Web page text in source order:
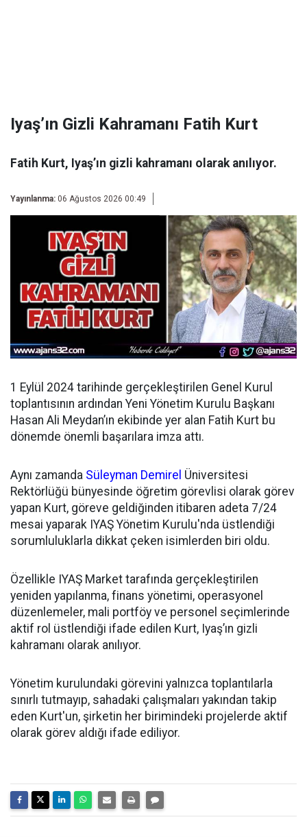
Iyaş’ın Gizli Kahramanı Fatih Kurt
Fatih Kurt, Iyaş’ın gizli kahramanı olarak anılıyor.
Yayınlanma: 06 Ağustos 2026 00:49
1 Eylül 2024 tarihinde gerçekleştirilen Genel Kurul
toplantısının ardından Yeni Yönetim Kurulu Başkanı
Hasan Ali Meydan’ın ekibinde yer alan Fatih Kurt bu
dönemde önemli başarılara imza attı.
Aynı zamanda Süleyman Demirel Üniversitesi
Rektörlüğü bünyesinde öğretim görevlisi olarak görev
yapan Kurt, göreve geldiğinden itibaren adeta 7/24
mesai yaparak IYAŞ Yönetim Kurulu'nda üstlendiği
sorumluluklarla dikkat çeken isimlerden biri oldu.
Özellikle IYAŞ Market tarafında gerçekleştirilen
yeniden yapılanma, finans yönetimi, operasyonel
düzenlemeler, mali portföy ve personel seçimlerinde
aktif rol üstlendiği ifade edilen Kurt, Iyaş’ın gizli
kahramanı olarak anılıyor.
Yönetim kurulundaki görevini yalnızca toplantılarla
sınırlı tutmayıp, sahadaki çalışmaları yakından takip
eden Kurt'un, şirketin her birimindeki projelerde aktif
olarak görev aldığı ifade ediliyor.